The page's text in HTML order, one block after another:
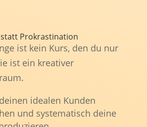
Prokrastination
ist kein Kurs, den du nur
ist ein kreativer
idealen Kunden
und systematisch deine